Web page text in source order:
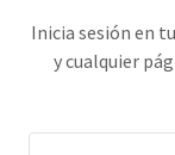
Inicia sesión en
y cualquier